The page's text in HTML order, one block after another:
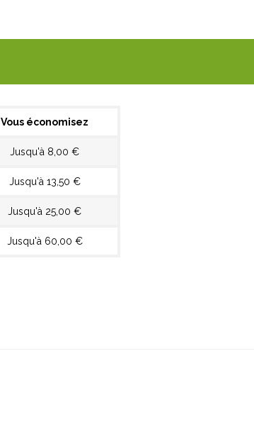
Vous économisez
Jusqu'à 8,00 €
Jusqu'à 13,50 €
Jusqu'à 25,00 €
Jusqu'à 60,00 €